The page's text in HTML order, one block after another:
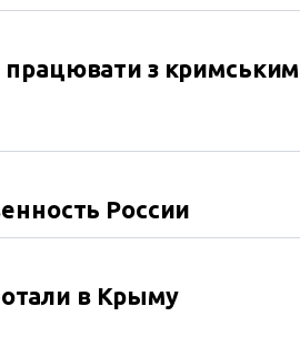
з кримським
России
в Крыму